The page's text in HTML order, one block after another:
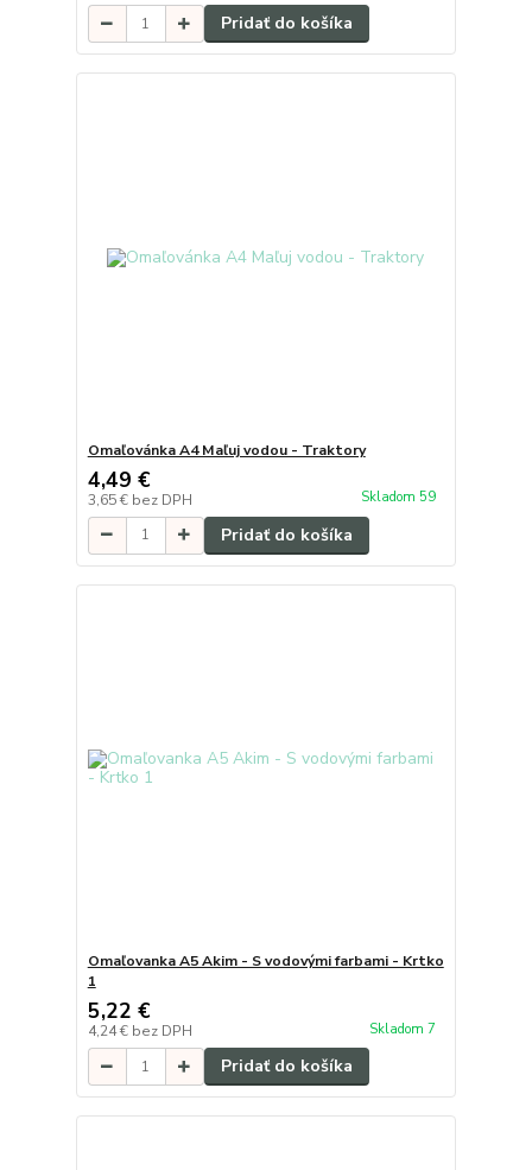
Pridať do košíka
Omaľovánka A4 Maľuj vodou - Traktory
4,49 €
3,65 € bez DPH Skladom 59
Pridať do košíka
Omaľovanka A5 Akim - S vodovými farbami - Krtko
1
5,22 €
4,24 € bez DPH Skladom 7
Pridať do košíka